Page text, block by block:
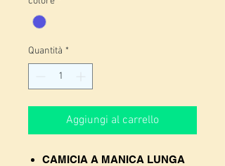
Quantità *
Aggiungi al carrello
CAMICIA A MANICA LUNGA